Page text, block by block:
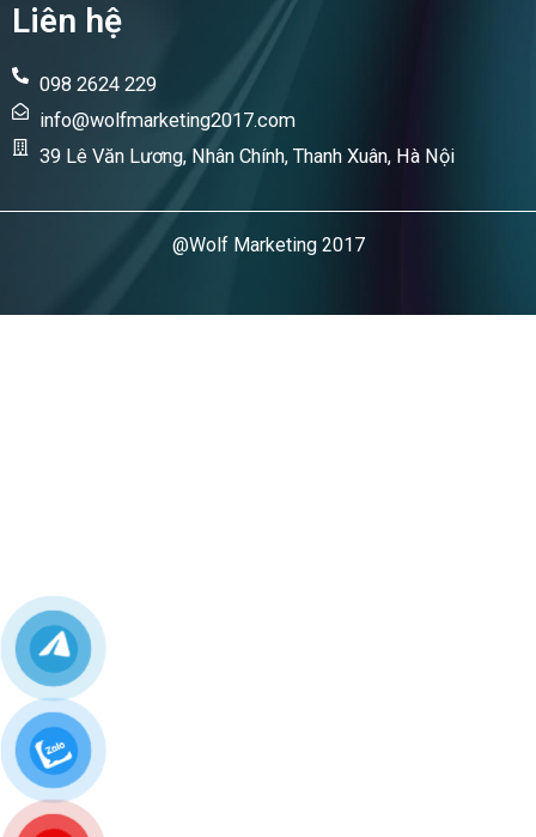
Liên hệ
098 2624 229
info@wolfmarketing2017.com
39 Lê Văn Lương, Nhân Chính, Thanh Xuân, Hà Nội
@Wolf Marketing 2017